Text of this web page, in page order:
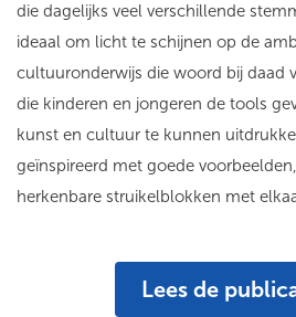
die dagelijks veel verschillende
ideaal om licht te schijnen op de
cultuuronderwijs die woord bij daad
die kinderen en jongeren de tools
kunst en cultuur te kunnen
geïnspireerd met goede
herkenbare struikelblokken met
Lees de